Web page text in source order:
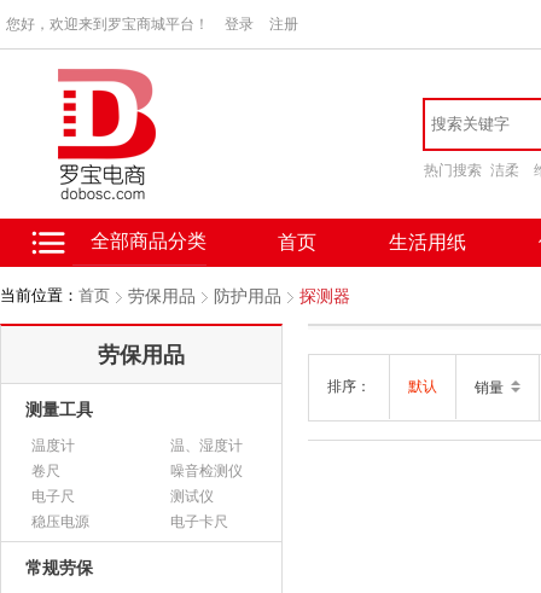
您好，欢迎来到罗宝商城平台！ 登录 注册
热门搜索 洁柔
全部商品分类 首页 生活用纸
当前位置： 首页 劳保用品 防护用品 探测器
劳保用品
测量工具
温度计
温、湿度计
卷尺
噪音检测仪
电子尺
测试仪
稳压电源
电子卡尺
常规劳保
排序： 默认 销量